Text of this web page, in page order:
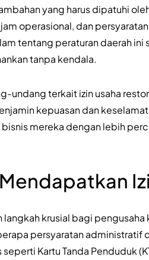
yang harus dipatuhi
operasional, dan
tentang peraturan daerah ini
tanpa kendala.
undang terkait izin usaha
kepuasan dan
mereka dengan lebih
langkah krusial bagi
persyaratan administratif
Kartu Tanda Penduduk